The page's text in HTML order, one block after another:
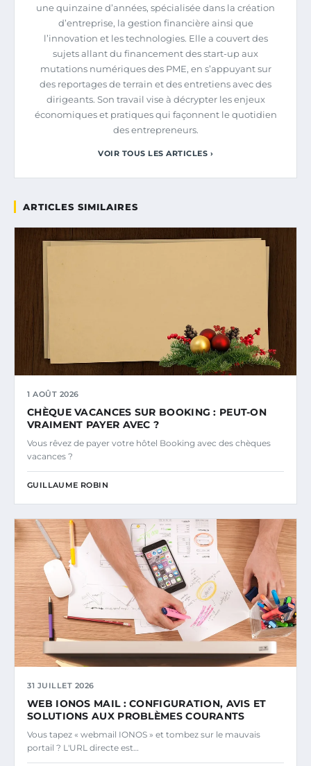
une quinzaine d’années, spécialisée dans la création
d’entreprise, la gestion financière ainsi que
l’innovation et les technologies. Elle a couvert des
sujets allant du financement des start-up aux
mutations numériques des PME, en s’appuyant sur
des reportages de terrain et des entretiens avec des
dirigeants. Son travail vise à décrypter les enjeux
économiques et pratiques qui façonnent le quotidien
des entrepreneurs.
VOIR TOUS LES ARTICLES ›
ARTICLES SIMILAIRES
1 AOÛT 2026
CHÈQUE VACANCES SUR BOOKING : PEUT-ON
VRAIMENT PAYER AVEC ?
Vous rêvez de payer votre hôtel Booking avec des chèques
vacances ?
GUILLAUME ROBIN
31 JUILLET 2026
WEB IONOS MAIL : CONFIGURATION, AVIS ET
SOLUTIONS AUX PROBLÈMES COURANTS
Vous tapez « webmail IONOS » et tombez sur le mauvais
portail ? L'URL directe est…